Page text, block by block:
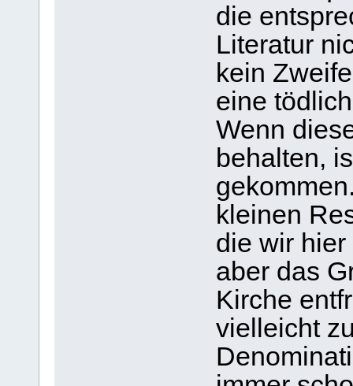
die
Literatur
kein
eine
Wenn
behalten,
kleinen
die wir
aber das
Kirche
vielleicht